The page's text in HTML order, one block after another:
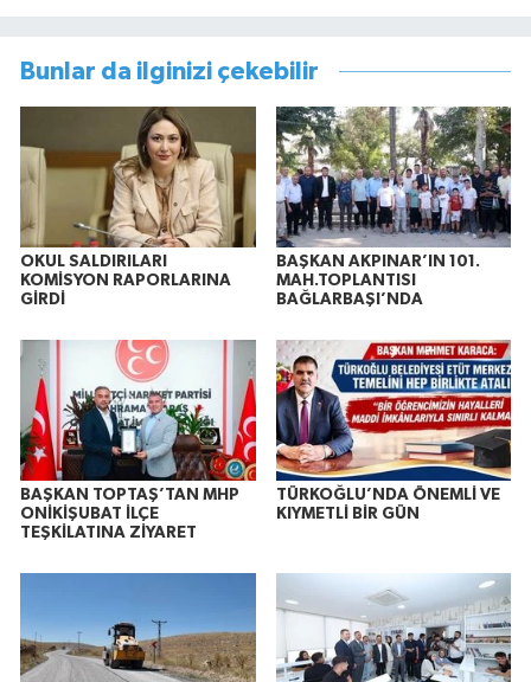
Bunlar da ilginizi çekebilir
OKUL SALDIRILARI
KOMİSYON RAPORLARINA
GİRDİ
BAŞKAN AKPINAR’IN 101.
MAH.TOPLANTISI
BAĞLARBAŞI’NDA
BAŞKAN TOPTAŞ’TAN MHP
ONİKİŞUBAT İLÇE
TEŞKİLATINA ZİYARET
TÜRKOĞLU’NDA ÖNEMLİ VE
KIYMETLİ BİR GÜN